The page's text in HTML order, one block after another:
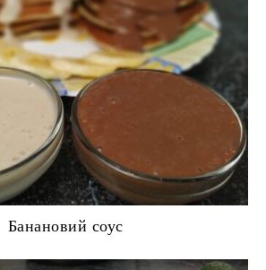
Банановий соус